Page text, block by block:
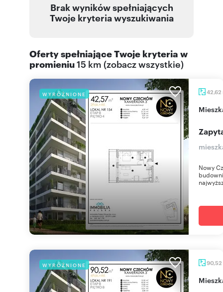
Brak wyników spełniających
Twoje kryteria wyszukiwania
Oferty spełniające Twoje kryteria w
promieniu15 km (zobacz wszystkie)
WYRÓŻNIONE 42,62
Nowy
WYRÓŻNIONE 90,52